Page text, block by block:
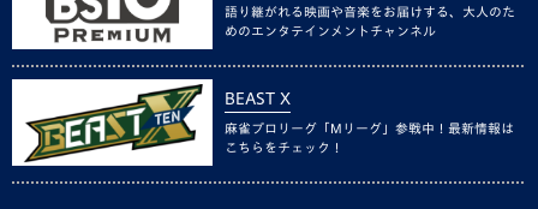
語り継がれる映画や音楽をお届けする、大人のた
めのエンタテインメントチャンネル
BEAST X
麻雀プロリーグ「Mリーグ」参戦中！最新情報は
こちらをチェック！